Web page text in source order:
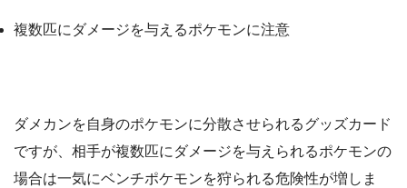
複数匹にダメージを与えるポケモンに注意
ダメカンを自身のポケモンに分散させられるグッズカード
ですが、相手が複数匹にダメージを与えられるポケモンの
場合は一気にベンチポケモンを狩られる危険性が増しま